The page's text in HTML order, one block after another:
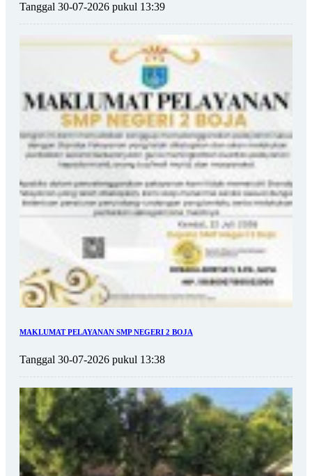
Tanggal 30-07-2026 pukul 13:39
MAKLUMAT PELAYANAN SMP NEGERI 2 BOJA
Tanggal 30-07-2026 pukul 13:38